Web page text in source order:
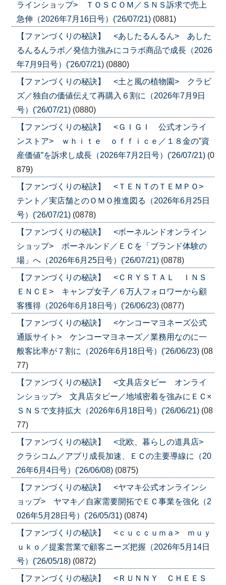
ラインショップ> ＴＯＳＣＯＭ／ＳＮＳ訴求で売上
急伸（2026年7月16日号）('26/07/21) (0881)
【ファンづくりの秘訣】 <あしたるんるん> あした
るんるんラボ／発信力強みにコラボ商品で成長（2026
年7月9日号）('26/07/21) (0880)
【ファンづくりの秘訣】 <土と風の植物園> クラビ
ズ／独自の価値伝えて再購入６割に（2026年7月9日
号）('26/07/21) (0880)
【ファンづくりの秘訣】 <ＧＩＧＩ 公式オンライ
ンストア> ｗｈｉｔｅ ｏｆｆｉｃｅ／１８金の”資
産価値”を訴求し成長（2026年7月2日号）('26/07/21) (0
879)
【ファンづくりの秘訣】 <ＴＥＮＴのＴＥＭＰＯ>
テント／実店舗とのＯＭＯ推進図る（2026年6月25日
号）('26/07/21) (0878)
【ファンづくりの秘訣】 <ボーネルンドオンライン
ショップ> ボーネルンド／ＥＣを「ブランド体験の
場」へ（2026年6月25日号）('26/07/21) (0878)
【ファンづくりの秘訣】 <ＣＲＹＳＴＡＬ ＩＮＳ
ＥＮＣＥ> キャンプ女子／６万人フォロワーから顧
客獲得（2026年6月18日号）('26/06/23) (0877)
【ファンづくりの秘訣】 <ケンコーマヨネーズ公式
通販サイト> ケンコーマヨネーズ／業務用なのに一
般客比率が７割に（2026年6月18日号）('26/06/23) (08
77)
【ファンづくりの秘訣】 <文具店タビー オンライ
ンショップ> 文具店タビー／地域密着を強みにＥＣ×
ＳＮＳで支持拡大（2026年6月18日号）('26/06/21) (08
77)
【ファンづくりの秘訣】 <北欧、暮らしの道具店>
クラシコム／アプリ成長加速、ＥＣの主要導線に（20
26年6月4日号）('26/06/08) (0875)
【ファンづくりの秘訣】 <ヤマキ公式オンラインシ
ョップ> ヤマキ／自家需要開拓でＥＣ事業を強化（2
026年5月28日号）('26/05/31) (0874)
【ファンづくりの秘訣】 <ｃｕｃｃｕｍａ> ｍｕｙ
ｕｋｏ／提案営業で顧客ニーズ把握（2026年5月14日
号）('26/05/18) (0872)
【ファンづくりの秘訣】 <ＲＵＮＮＹ ＣＨＥＥＳ